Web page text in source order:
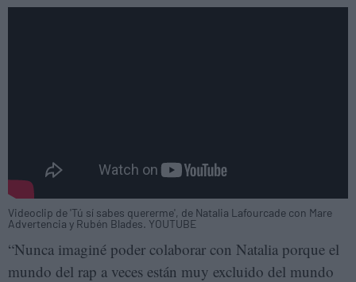
Videoclip de 'Tú sí sabes quererme', de Natalia Lafourcade con Mare
Advertencia y Rubén Blades. YOUTUBE
“Nunca imaginé poder colaborar con Natalia porque el
mundo del rap a veces están muy excluido del mundo